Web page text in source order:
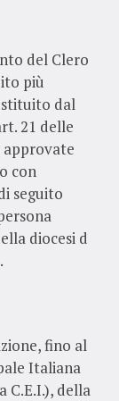
del Clero
più
dal
21 delle
approvate
con
seguito
diocesi d
fino al
Italiana
C.E.I.), della